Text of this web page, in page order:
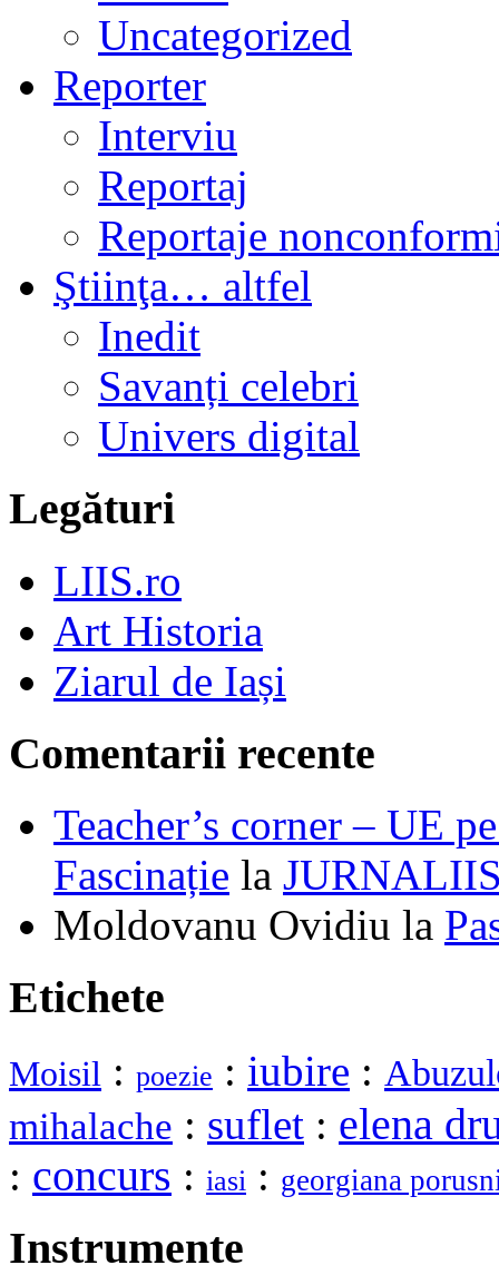
Uncategorized
Reporter
Interviu
Reportaj
Reportaje
Ştiinţa… altfel
Inedit
Savanți celebri
Univers digital
Legături
LIIS.ro
Art Historia
Ziarul de Iași
Comentarii recente
Teacher’s corner – UE
Fascinație la
Moldovanu Ovidiu la
Etichete
Moisil : poezie : iubire :
mihalache : suflet : elena
: concurs : iasi : georgiana
Instrumente